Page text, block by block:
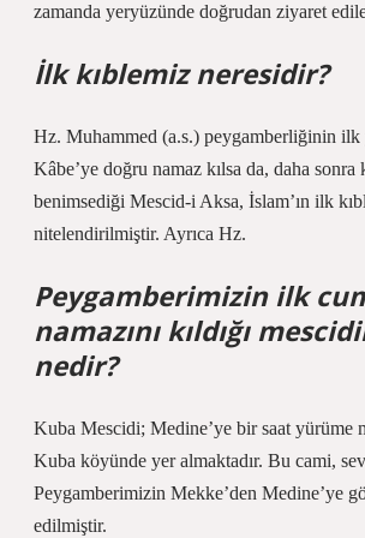
zamanda yeryüzünde doğrudan ziyaret
İlk kıblemiz neresidir?
Hz. Muhammed (a.s.) peygamberliğinin ilk
Kâbe’ye doğru namaz kılsa da, daha sonra
benimsediği Mescid-i Aksa, İslam’ın ilk
nitelendirilmiştir. Ayrıca Hz.
Peygamberimizin ilk
namazını kıldığı
nedir?
Kuba Mescidi; Medine’ye bir saat yürüme
Kuba köyünde yer almaktadır. Bu cami,
Peygamberimizin Mekke’den Medine’ye
edilmiştir.